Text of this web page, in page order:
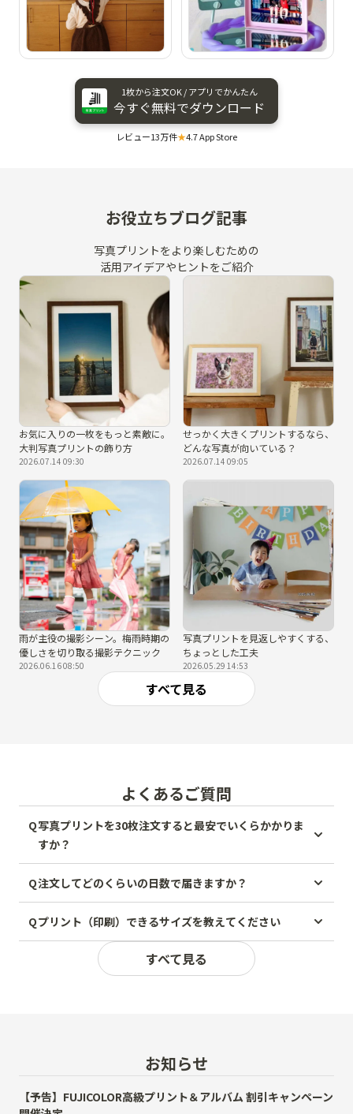
1枚から​注文OK / アプリで​かんたん
今すぐ​無料で​ダウンロード
レビュー13万件★4.7 App Store
お役立ちブログ記事
写真プリントをより楽しむための
活用アイデアやヒントをご紹介
お気に入りの一枚をもっと素敵に。
大判写真プリントの飾り方
2026.07.14 09:30
せっかく大きくプリントするなら、
どんな写真が向いている？
2026.07.14 09:05
雨が主役の撮影シーン。梅雨時期の
優しさを切り取る撮影テクニック
2026.06.16 08:50
写真プリントを見返しやすくする、
ちょっとした工夫
2026.05.29 14:53
すべて見る
よくあるご質問
Q写真プリントを30枚注文すると最安でいくらかかりま
すか？
Q注文してどのくらいの日数で届きますか？
Qプリント（印刷）できるサイズを教えてください
すべて見る
お知らせ
【予告】FUJICOLOR高級プリント＆アルバム 割引キャンペーン